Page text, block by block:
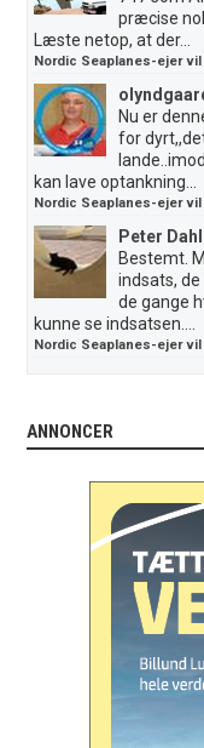
præcise
Læste netop, at der...
Nordic Seaplanes-ejer
Nu er
for
kan lave optankning...
Nordic Seaplanes-ejer
Peter
Bestemt.
indsats,
de gange
kunne se indsatsen....
Nordic Seaplanes-ejer
ANNONCER